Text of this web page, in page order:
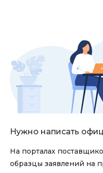
Нужно написать
На порталах
образцы заявлений на